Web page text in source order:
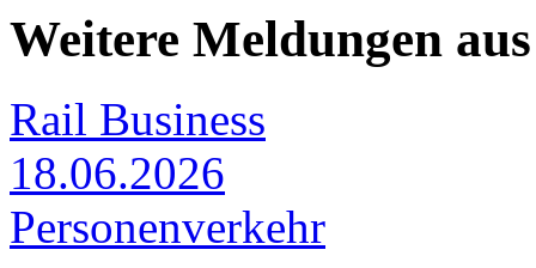
Weitere Meldungen
Rail Business
18.06.2026
Personenverkehr